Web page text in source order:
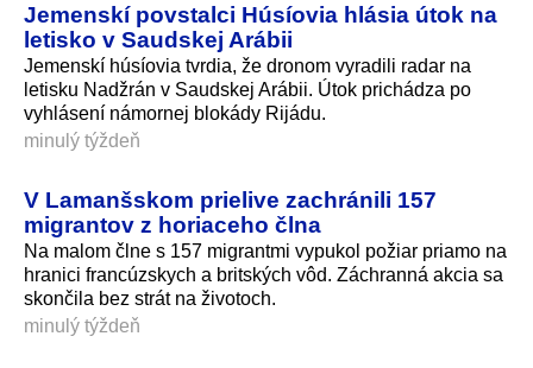
Jemenskí povstalci Húsíovia hlásia útok na
letisko v Saudskej Arábii
Jemenskí húsíovia tvrdia, že dronom vyradili radar na
letisku Nadžrán v Saudskej Arábii. Útok prichádza po
vyhlásení námornej blokády Rijádu.
minulý týždeň
V Lamanšskom prielive zachránili 157
migrantov z horiaceho člna
Na malom člne s 157 migrantmi vypukol požiar priamo na
hranici francúzskych a britských vôd. Záchranná akcia sa
skončila bez strát na životoch.
minulý týždeň